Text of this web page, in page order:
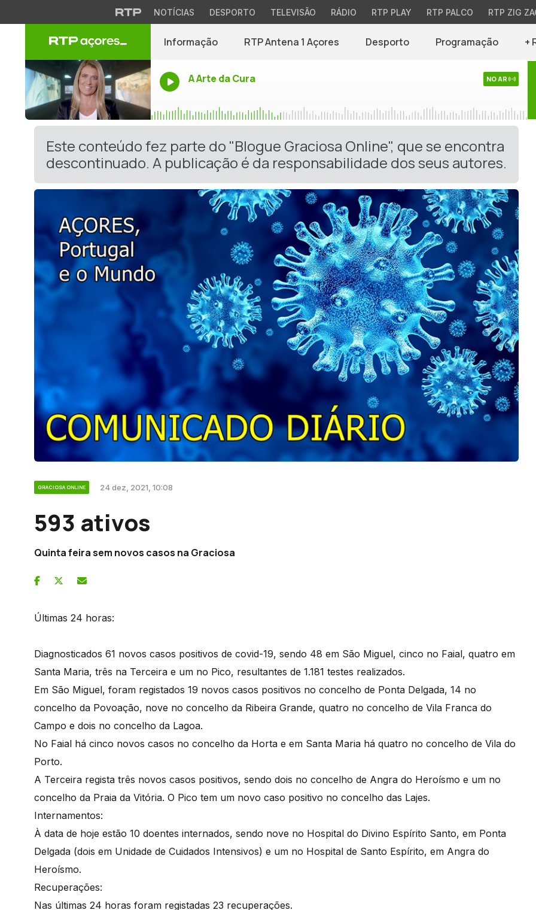
NOTÍCIAS DESPORTO TELEVISÃO RÁDIO RTP PLAY RTP PALCO RTP ZIG
Informação RTP Antena 1 Açores Desporto Programação +
A Arte da Cura NO AR
Este conteúdo fez parte do "Blogue Graciosa Online", que se encontra
descontinuado. A publicação é da responsabilidade dos seus autores.
GRACIOSA ONLINE 24 dez, 2021, 10:08
593 ativos
Quinta feira sem novos casos na Graciosa
Últimas 24 horas:
Diagnosticados 61 novos casos positivos de covid-19, sendo 48 em São Miguel, cinco no Faial, quatro em
Santa Maria, três na Terceira e um no Pico, resultantes de 1.181 testes realizados.
Em São Miguel, foram registados 19 novos casos positivos no concelho de Ponta Delgada, 14 no
concelho da Povoação, nove no concelho da Ribeira Grande, quatro no concelho de Vila Franca do
Campo e dois no concelho da Lagoa.
No Faial há cinco novos casos no concelho da Horta e em Santa Maria há quatro no concelho de Vila do
Porto.
A Terceira regista três novos casos positivos, sendo dois no concelho de Angra do Heroísmo e um no
concelho da Praia da Vitória. O Pico tem um novo caso positivo no concelho das Lajes.
Internamentos:
À data de hoje estão 10 doentes internados, sendo nove no Hospital do Divino Espírito Santo, em Ponta
Delgada (dois em Unidade de Cuidados Intensivos) e um no Hospital de Santo Espírito, em Angra do
Heroísmo.
Recuperações:
Nas últimas 24 horas foram registadas 23 recuperações.